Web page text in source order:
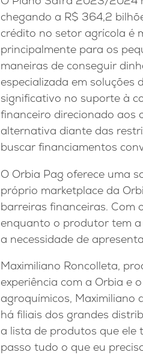
chegando a R$ 364,2
crédito no setor agrícola é
principalmente para os
maneiras de conseguir
especializada em soluções
significativo no suporte à
financeiro direcionado aos
alternativa diante das
buscar financiamentos
O Orbia Pag oferece uma
próprio marketplace da
barreiras financeiras. Com
enquanto o produtor tem
a necessidade de
Maximiliano Roncolleta,
experiência com a Orbia e
agroquímicos, Maximiliano
há filiais dos grandes
a lista de produtos que ele
passo tudo o que eu